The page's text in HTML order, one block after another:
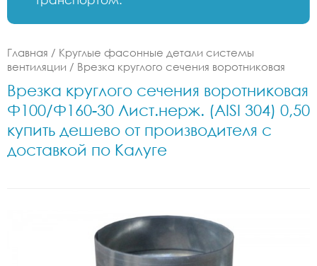
Главная / Круглые фасонные детали системы
вентиляции / Врезка круглого сечения воротниковая
Врезка круглого сечения воротниковая
Ф100/Ф160-30 Лист.нерж. (AISI 304) 0,50
купить дешево от производителя с
доставкой по Калуге